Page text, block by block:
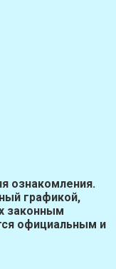
ознакомления.
графикой,
законным
официальным и